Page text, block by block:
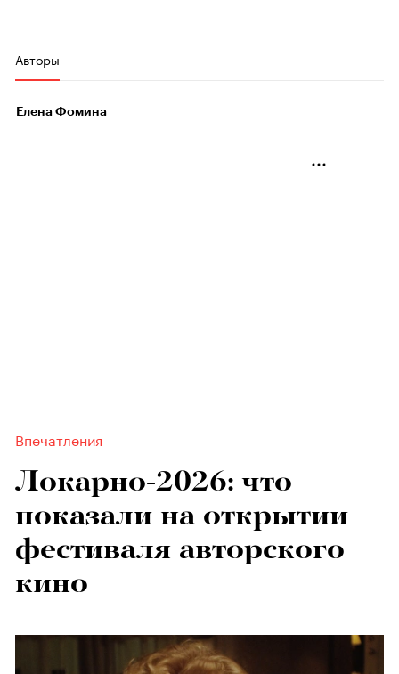
Авторы
Елена Фомина
Впечатления
Локарно-2026: что
показали на открытии
фестиваля авторского
кино